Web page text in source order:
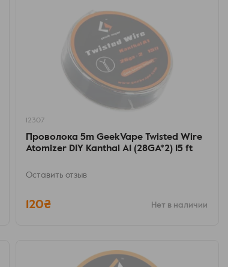
12307
Проволока 5m GeekVape Twisted Wire
Atomizer DIY Kanthal A1 (28GA*2) 15 ft
Оставить отзыв
120₴ Нет в наличии